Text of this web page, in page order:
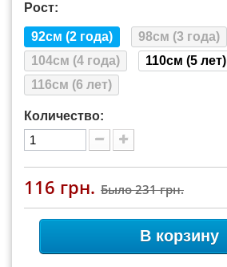
Рост:
92см (2 года)
98см (3 года)
104см (4 года)
110см (5 лет)
116см (6 лет)
Количество:
116 грн. Было231 грн.
В корзину